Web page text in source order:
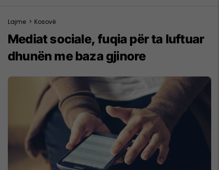
Lajme > Kosovë
Mediat sociale, fuqia për ta luftuar
dhunën me baza gjinore